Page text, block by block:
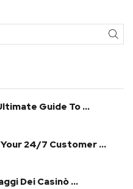
Guide To ...
24/7 Customer ...
Dei Casinò ...